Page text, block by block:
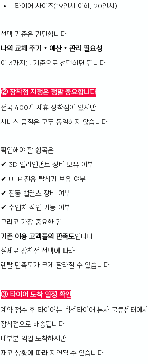
타이어 사이즈(19인치 이하, 20인치)
선택 기준은 간단합니다.
나의 교체 주기 + 예산 + 관리 필요성
이 3가지를 기준으로 선택하면 됩니다.
② 장착점 지정은 정말 중요합니다
전국 400개 제휴 장착점이 있지만
서비스 품질은 모두 동일하지 않습니다.
확인해야 할 항목은
✔ 3D 얼라인먼트 장비 보유 여부
✔ UHP 전용 탈착기 보유 여부
✔ 진동 밸런스 장비 여부
✔ 수입차 작업 가능 여부
그리고 가장 중요한 건
기존 이용 고객들의 만족도입니다.
실제로 장착점 선택에 따라
렌탈 만족도가 크게 달라질 수 있습니다.
③ 타이어 도착 일정 확인
계약 접수 후 타이어는 넥센타이어 본사 물류센터에서
장착점으로 배송됩니다.
대부분 익일 도착하지만
재고 상황에 따라 지연될 수 있습니다.